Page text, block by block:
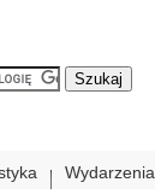
Wydarzenia